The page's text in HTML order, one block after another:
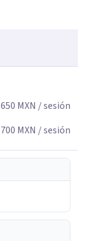
650 MXN / sesión
700 MXN / sesión